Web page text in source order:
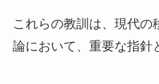
これらの教訓は、現代の
論において、重要な指針